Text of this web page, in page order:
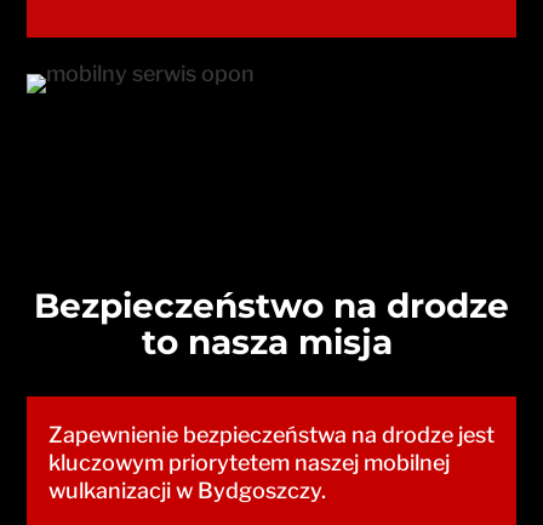
Bezpieczeństwo na drodze
to nasza misja
Zapewnienie bezpieczeństwa na drodze jest
kluczowym priorytetem naszej mobilnej
wulkanizacji w Bydgoszczy.